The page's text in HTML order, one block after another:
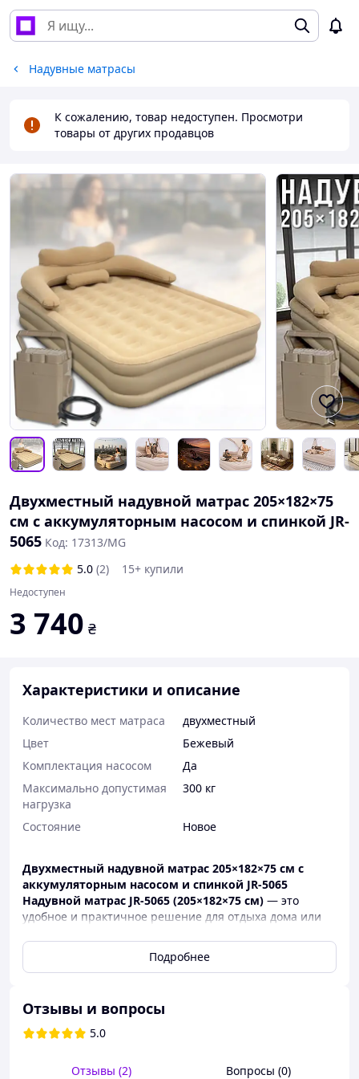
Надувные матрасы
К сожалению, товар недоступен. Просмотри
товары от других продавцов
Двухместный надувной матрас 205×182×75
см с аккумуляторным насосом и спинкой JR-
5065 Код: 17313/MG
5.0 (2) 15+ купили
Недоступен
3 740 ₴
Характеристики и описание
Количество мест матраса
двухместный
Цвет
Бежевый
Комплектация насосом
Да
Максимально допустимая
нагрузка
300 кг
Состояние Новое
Двухместный надувной матрас 205×182×75 см с
аккумуляторным насосом и спинкой JR-5065
Надувной матрас JR-5065 (205×182×75 см) — это
удобное и практичное решение для отдыха дома или
флокированному покрытию, матрас обеспечивает
комфорт и уют, напоминая диван-кровать. Он
использовании.
Компактная конструкция легко надувается
Type-C, что позволяет быстро подготовить матрас к
Подробнее
Отзывы и вопросы
5.0
Отзывы (2) Вопросы (0)